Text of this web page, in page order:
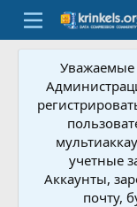
Уважаемые
учетные
Аккаунты,
почту,